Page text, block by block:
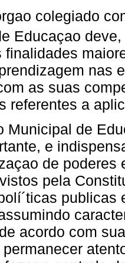
colegiado
Educaçao
finalidades
nas
as suas
referentes a
Municipal de
e
de poderes
pela
publicas
acordo com